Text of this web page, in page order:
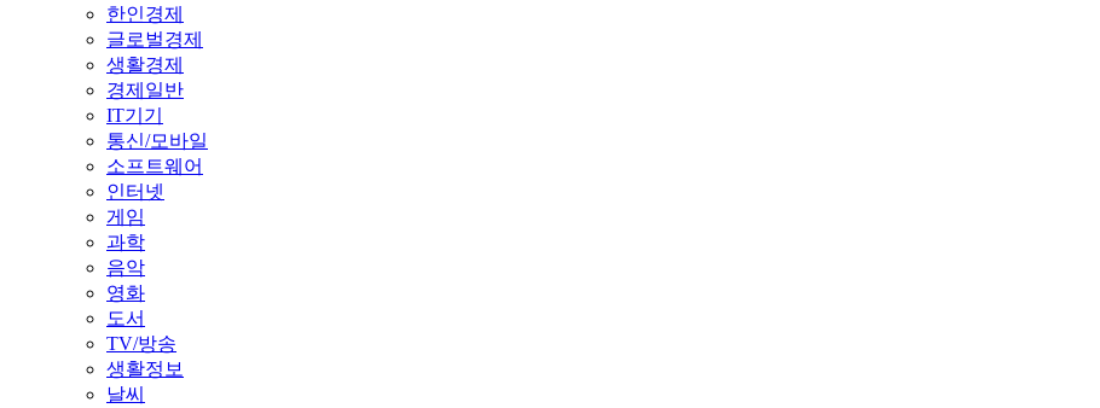
한인경제
글로벌경제
생활경제
경제일반
IT기기
통신/모바일
소프트웨어
인터넷
게임
과학
음악
영화
도서
TV/방송
생활정보
날씨